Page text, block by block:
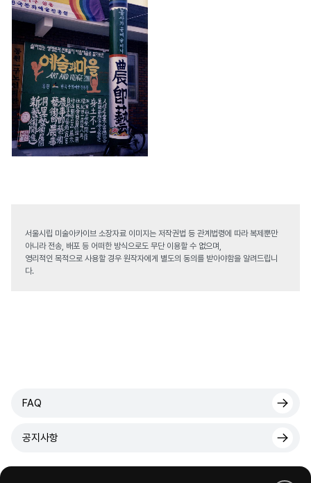
서울시립 미술아카이브 소장자료 이미지는 저작권법 등 관계법령에 따라 복제뿐만
아니라 전송, 배포 등 어떠한 방식으로도 무단 이용할 수 없으며,
영리적인 목적으로 사용할 경우 원작자에게 별도의 동의를 받아야함을 알려드립니
다.
FAQ
공지사항